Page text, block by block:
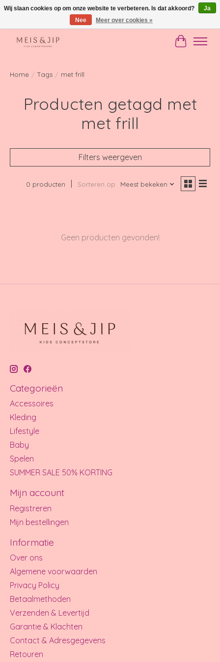
Gratis verzending in NL vanaf €150
Home / Tags / met frill
Producten getagd met
met frill
Filters weergeven
0 producten Sorteren op Meest bekeken
Geen producten gevonden!
Categorieën
Accessoires
Kleding
Lifestyle
Baby
Spelen
SUMMER SALE 50% KORTING
Mijn account
Registreren
Mijn bestellingen
Informatie
Over ons
Algemene voorwaarden
Privacy Policy
Betaalmethoden
Verzenden & Levertijd
Garantie & Klachten
Contact & Adresgegevens
Retouren
Wij slaan cookies op om onze website te verbeteren. Is dat akkoord?
Ja
Nee
Meer over cookies »